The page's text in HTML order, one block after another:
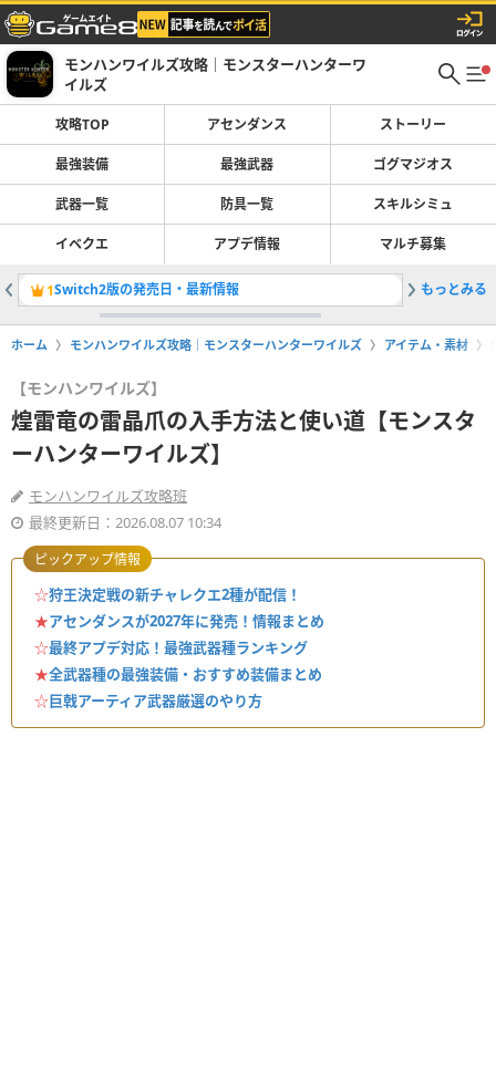
モンハンワイルズ攻略｜モンスターハンターワ
イルズ
攻略TOP アセンダンス ストーリー
最強装備 最強武器 ゴグマジオス
武器一覧 防具一覧 スキルシミュ
イベクエ アプデ情報 マルチ募集
1Switch2版の発売日・最新情報 2最強武
もっとみる
ホーム モンハンワイルズ攻略｜モンスターハンターワイルズ アイテム・素材
【モンハンワイルズ】
煌雷竜の雷晶爪の入手方法と使い道【モンスタ
ーハンターワイルズ】
モンハンワイルズ攻略班
最終更新日：2026.08.07 10:34
☆狩王決定戦の新チャレクエ2種が配信！
★アセンダンスが2027年に発売！情報まとめ
☆最終アプデ対応！最強武器種ランキング
★全武器種の最強装備・おすすめ装備まとめ
☆巨戟アーティア武器厳選のやり方
ピックアップ情報